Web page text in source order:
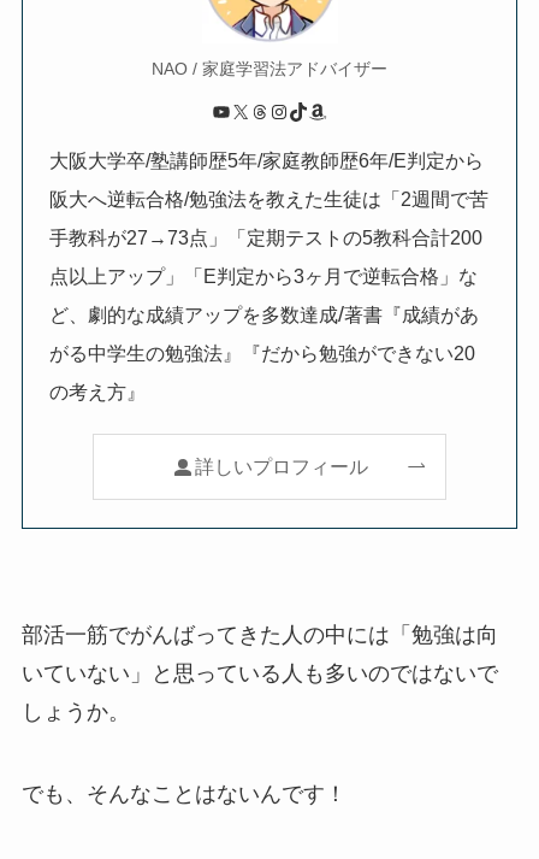
NAO / 家庭学習法アドバイザー
YouTube
X Threads
Instagram
TikTokAmazon
大阪大学卒/塾講師歴5年/家庭教師歴6年/E判定から
阪大へ逆転合格/勉強法を教えた生徒は「2週間で苦
手教科が27→73点」「定期テストの5教科合計200
点以上アップ」「E判定から3ヶ月で逆転合格」な
ど、劇的な成績アップを多数達成/著書『成績があ
がる中学生の勉強法』『だから勉強ができない20
の考え方』
詳しいプロフィール
部活一筋でがんばってきた人の中には「勉強は向
いていない」と思っている人も多いのではないで
しょうか。
でも、そんなことはないんです！